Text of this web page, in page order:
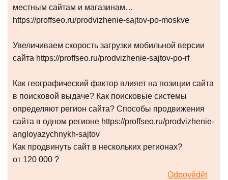
местным сайтам и магазинам…
https://proffseo.ru/prodvizhenie-sajtov-po-moskve
Увеличиваем скорость загрузки мобильной версии
сайта https://proffseo.ru/prodvizhenie-sajtov-po-rf
Как географический фактор влияет на позиции сайта
в поисковой выдаче? Как поисковые системы
определяют регион сайта? Способы продвижения
сайта в одном регионе https://proffseo.ru/prodvizhenie-
angloyazychnykh-sajtov
Как продвинуть сайт в нескольких регионах?
от 120 000 ?
Odpovědět